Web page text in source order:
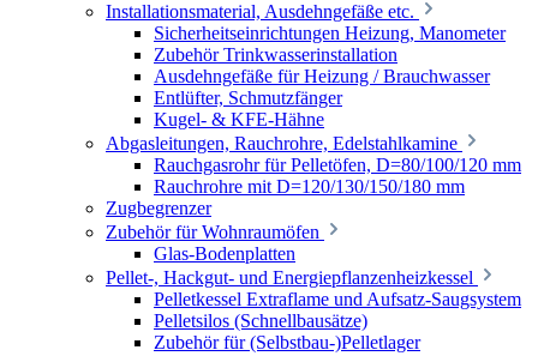
Installationsmaterial, Ausdehngefäße etc.
Sicherheitseinrichtungen Heizung, Manometer
Zubehör Trinkwasserinstallation
Ausdehngefäße für Heizung / Brauchwasser
Entlüfter, Schmutzfänger
Kugel- & KFE-Hähne
Abgasleitungen, Rauchrohre, Edelstahlkamine
Rauchgasrohr für Pelletöfen, D=80/100/120 mm
Rauchrohre mit D=120/130/150/180 mm
Zugbegrenzer
Zubehör für Wohnraumöfen
Glas-Bodenplatten
Pellet-, Hackgut- und Energiepflanzenheizkessel
Pelletkessel Extraflame und Aufsatz-Saugsystem
Pelletsilos (Schnellbausätze)
Zubehör für (Selbstbau-)Pelletlager